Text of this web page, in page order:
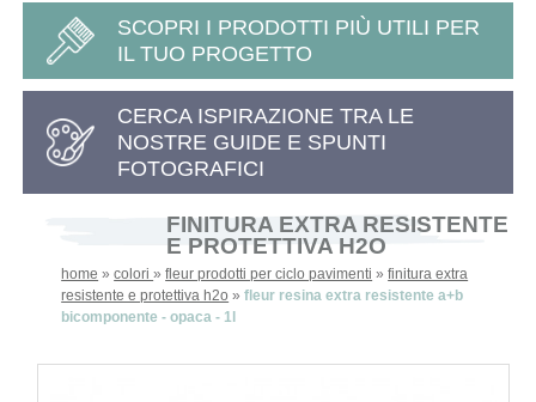
SCOPRI I PRODOTTI PIÙ UTILI PER
IL TUO PROGETTO
CERCA ISPIRAZIONE TRA LE
NOSTRE GUIDE E SPUNTI
FOTOGRAFICI
FINITURA EXTRA RESISTENTE
E PROTETTIVA H2O
home »colori»fleur prodotti per ciclo pavimenti »finitura extra
resistente e protettiva h2o »fleur resina extra resistente a+b
bicomponente - opaca - 1l